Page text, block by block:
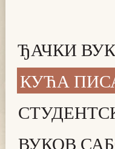
ЂАЧКИ
КУЋА
ВУКОВ